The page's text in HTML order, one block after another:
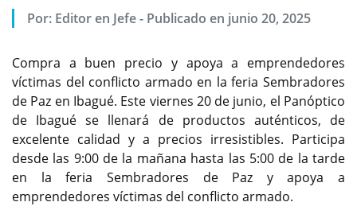
Por: Editor en Jefe- Publicado en junio 20, 2025
Compra a buen precio y apoya a emprendedores
víctimas del conflicto armado en la feria Sembradores
de Paz en Ibagué. Este viernes 20 de junio, el Panóptico
de Ibagué se llenará de productos auténticos, de
excelente calidad y a precios irresistibles. Participa
desde las 9:00 de la mañana hasta las 5:00 de la tarde
en la feria Sembradores de Paz y apoya a
emprendedores víctimas del conflicto armado.